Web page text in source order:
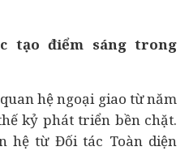
tạo điểm sáng trong
hệ ngoại giao từ năm
kỷ phát triển bền chặt.
hệ từ Đối tác Toàn diện